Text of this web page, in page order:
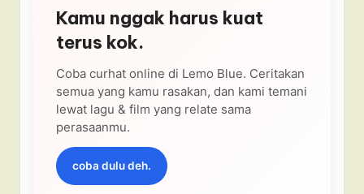
Kamu nggak harus kuat
terus kok.
Coba curhat online di Lemo Blue. Ceritakan
semua yang kamu rasakan, dan kami temani
lewat lagu & film yang relate sama
perasaanmu.
coba dulu deh.